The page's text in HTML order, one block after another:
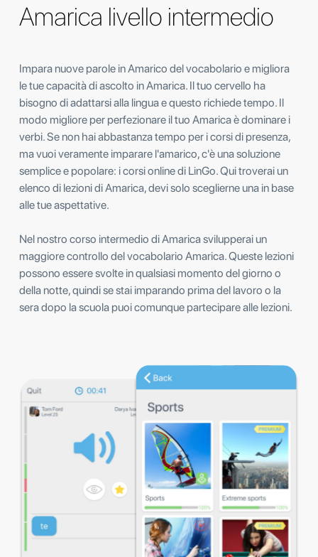
Amarica livello intermedio
Impara nuove parole in Amarico del vocabolario e migliora
le tue capacità di ascolto in Amarica. Il tuo cervello ha
bisogno di adattarsi alla lingua e questo richiede tempo. Il
modo migliore per perfezionare il tuo Amarica è dominare i
verbi. Se non hai abbastanza tempo per i corsi di presenza,
ma vuoi veramente imparare l'amarico, c'è una soluzione
semplice e popolare: i corsi online di LinGo. Qui troverai un
elenco di lezioni di Amarica, devi solo sceglierne una in base
alle tue aspettative.
Nel nostro corso intermedio di Amarica svilupperai un
maggiore controllo del vocabolario Amarica. Queste lezioni
possono essere svolte in qualsiasi momento del giorno o
della notte, quindi se stai imparando prima del lavoro o la
sera dopo la scuola puoi comunque partecipare alle lezioni.